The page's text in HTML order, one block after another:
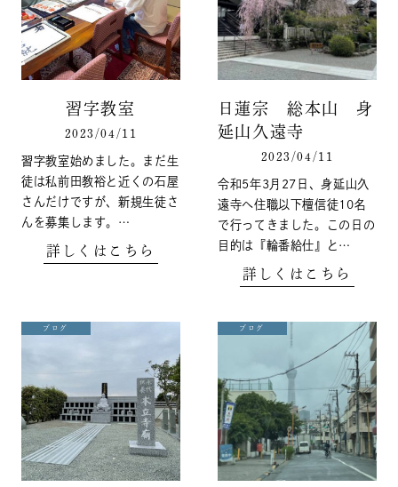
習字教室
2023/04/11
習字教室始めました。まだ生
徒は私前田教裕と近くの石屋
さんだけですが、新規生徒さ
んを募集します。…
詳しくはこちら
日蓮宗 総本山 身
延山久遠寺
2023/04/11
令和5年3月27日、身延山久
遠寺へ住職以下檀信徒10名
で行ってきました。この日の
目的は『輪番給仕』と…
詳しくはこちら
ブログ ブログ